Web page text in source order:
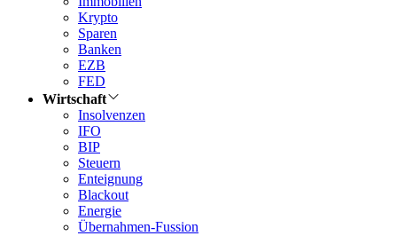
Krypto
Sparen
Banken
EZB
FED
Wirtschaft
Insolvenzen
IFO
BIP
Steuern
Enteignung
Blackout
Energie
Übernahmen-Fussion